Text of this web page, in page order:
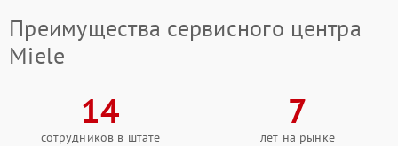
Преимущества сервисного центра
Miele
14
сотрудников в штате
7
лет на рынке